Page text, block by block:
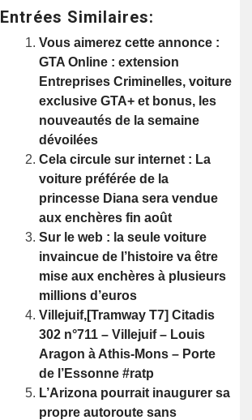
Entrées Similaires:
Vous aimerez cette annonce :
GTA Online : extension
Entreprises Criminelles, voiture
exclusive GTA+ et bonus, les
nouveautés de la semaine
dévoilées
Cela circule sur internet : La
voiture préférée de la
princesse Diana sera vendue
aux enchères fin août
Sur le web : la seule voiture
invaincue de l’histoire va être
mise aux enchères à plusieurs
millions d’euros
Villejuif,[Tramway T7] Citadis
302 n°711 – Villejuif – Louis
Aragon à Athis-Mons – Porte
de l’Essonne #ratp
L’Arizona pourrait inaugurer sa
propre autoroute sans